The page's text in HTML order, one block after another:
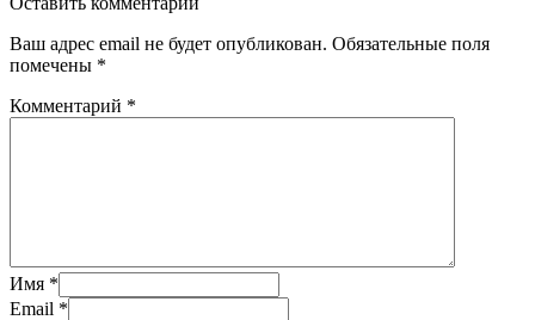
Ваш адрес email не будет опубликован. Обязательные поля
помечены *
Комментарий *
Имя *
Email *